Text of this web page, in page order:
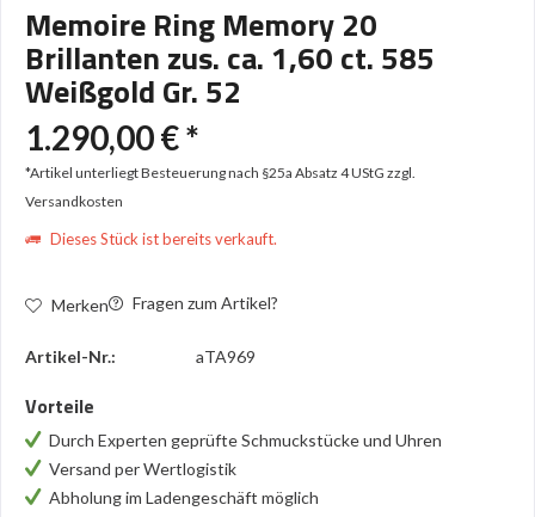
Memoire Ring Memory 20
Brillanten zus. ca. 1,60 ct. 585
Weißgold Gr. 52
1.290,00 € *
*Artikel unterliegt Besteuerung nach §25a Absatz 4 UStG zzgl.
Versandkosten
Dieses Stück ist bereits verkauft.
Merken Fragen zum Artikel?
Artikel-Nr.: aTA969
Vorteile
Durch Experten geprüfte Schmuckstücke und Uhren
Versand per Wertlogistik
Abholung im Ladengeschäft möglich